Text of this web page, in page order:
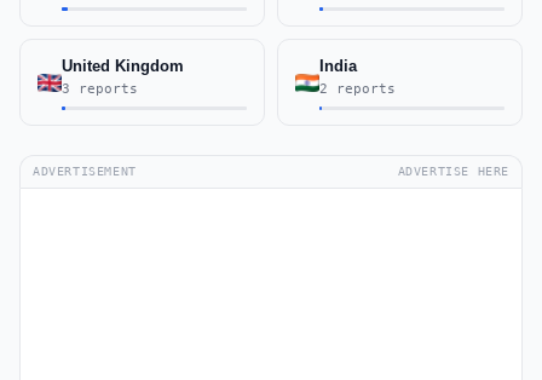
United Kingdom
3 reports
India
2 reports
ADVERTISEMENT ADVERTISE HERE